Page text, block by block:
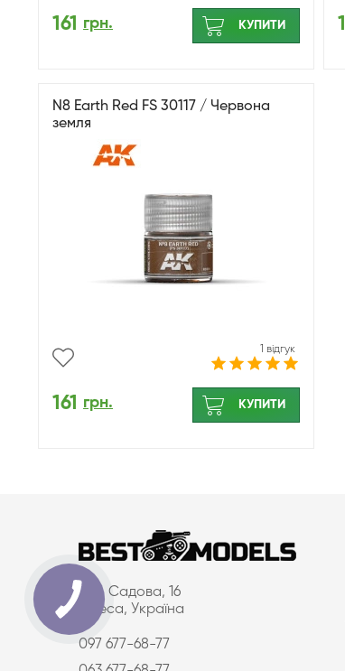
161 грн. КУПИТИ
N8 Earth Red FS 30117 / Червона
земля
1 відгук
161 грн. КУПИТИ
вул. Садова, 16
Одеса, Україна
097 677-68-77